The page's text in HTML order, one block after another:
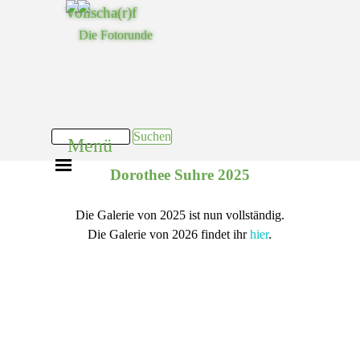
Direkt zum Seiteninhalt
Vollscha(r)f
Die Fotorunde
Menü
Menü überspringen
Suchen
Dorothee Suhre 2025
Die Galerie von 2025 ist nun vollständig.
Die Galerie von 2026 findet ihr hier.